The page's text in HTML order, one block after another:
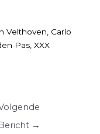
Velthoven, Carlo
Pas, XXX
Bericht →